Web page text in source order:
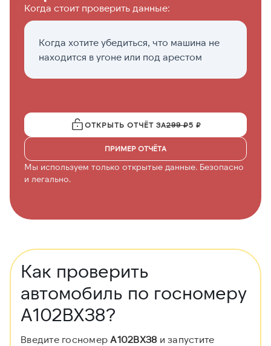
Когда стоит проверить данные:
Когда хотите убедиться, что машина не
находится в угоне или под арестом
ОТКРЫТЬ ОТЧЁТ ЗА299 ₽5 ₽
ПРИМЕР ОТЧЁТА
Мы используем только открытые данные. Безопасно
и легально.
Как проверить
автомобиль по госномеру
А102ВХ38?
Введите госномерА102ВХ38и запустите